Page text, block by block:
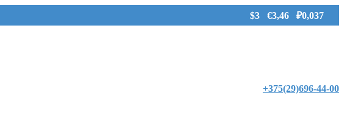
$3 €3,46 ₽0,037
+375(29)696-44-00